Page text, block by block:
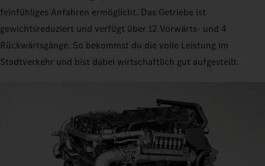
feinfühliges Anfahren ermöglicht. Das Getriebe ist
gewichtsreduziert und verfügt über 12 Vorwärts- und 4
Rückwärtsgänge. So bekommst du die volle Leistung im
Stadtverkehr und bist dabei wirtschaftlich gut aufgestellt.